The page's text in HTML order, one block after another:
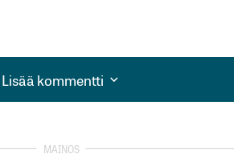
Lisää kommentti
Lisää kommentti